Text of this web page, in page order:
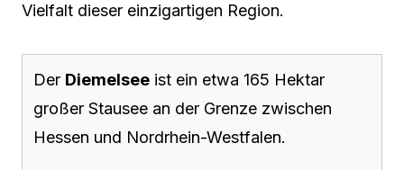
Vielfalt dieser einzigartigen Region.
Der Diemelsee ist ein etwa 165 Hektar
großer Stausee an der Grenze zwischen
Hessen und Nordrhein-Westfalen.